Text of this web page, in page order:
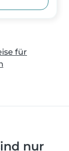
für
nur